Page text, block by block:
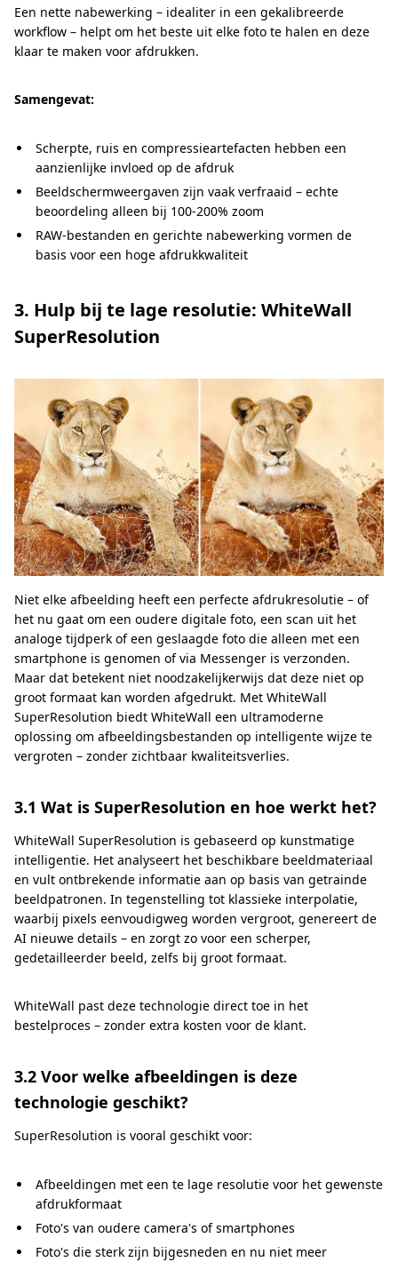
Een nette nabewerking – idealiter in een gekalibreerde
workflow – helpt om het beste uit elke foto te halen en deze
klaar te maken voor afdrukken.
Samengevat:
Scherpte, ruis en compressieartefacten hebben een
aanzienlijke invloed op de afdruk
Beeldschermweergaven zijn vaak verfraaid – echte
beoordeling alleen bij 100-200% zoom
RAW-bestanden en gerichte nabewerking vormen de
basis voor een hoge afdrukkwaliteit
3. Hulp bij te lage resolutie: WhiteWall
SuperResolution
Niet elke afbeelding heeft een perfecte afdrukresolutie – of
het nu gaat om een oudere digitale foto, een scan uit het
analoge tijdperk of een geslaagde foto die alleen met een
smartphone is genomen of via Messenger is verzonden.
Maar dat betekent niet noodzakelijkerwijs dat deze niet op
groot formaat kan worden afgedrukt. Met WhiteWall
SuperResolution biedt WhiteWall een ultramoderne
oplossing om afbeeldingsbestanden op intelligente wijze te
vergroten – zonder zichtbaar kwaliteitsverlies.
3.1 Wat is SuperResolution en hoe werkt het?
WhiteWall SuperResolution is gebaseerd op kunstmatige
intelligentie. Het analyseert het beschikbare beeldmateriaal
en vult ontbrekende informatie aan op basis van getrainde
beeldpatronen. In tegenstelling tot klassieke interpolatie,
waarbij pixels eenvoudigweg worden vergroot, genereert de
AI nieuwe details – en zorgt zo voor een scherper,
gedetailleerder beeld, zelfs bij groot formaat.
WhiteWall past deze technologie direct toe in het
bestelproces – zonder extra kosten voor de klant.
3.2 Voor welke afbeeldingen is deze
technologie geschikt?
SuperResolution is vooral geschikt voor:
Afbeeldingen met een te lage resolutie voor het gewenste
afdrukformaat
Foto's van oudere camera's of smartphones
Foto's die sterk zijn bijgesneden en nu niet meer